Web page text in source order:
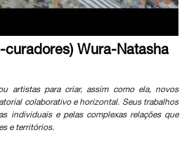
curadores) Wura-Natasha
artistas para criar, assim como ela, novos
colaborativo e horizontal. Seus trabalhos
individuais e pelas complexas relações que
e territórios.